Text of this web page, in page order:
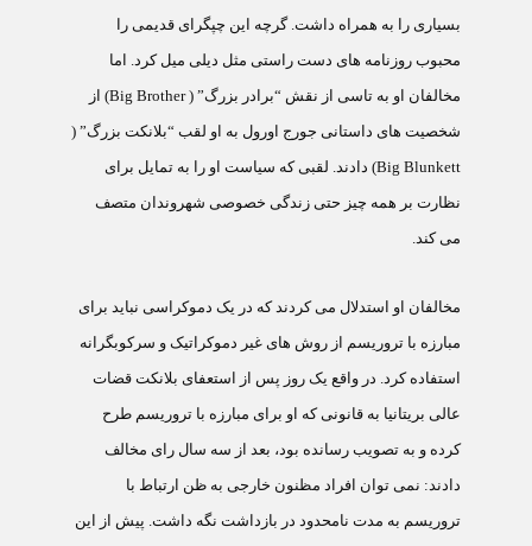
بسياری را به همراه داشت. گرچه اين چپگرای قديمی را
محبوب روزنامه های دست راستی مثل ديلی ميل کرد. اما
مخالفان او به تاسی از نقش “برادر بزرگ” (Big Brother) از
شخصيت های داستانی جورج اورول به او لقب “بلانکت بزرگ” (
Big Blunkett) دادند. لقبی که سياست او را به تمايل برای
نظارت بر همه چيز حتی زندگی خصوصی شهروندان متصف
می کند.
مخالفان او استدلال می کردند که در يک دموکراسی نبايد برای
مبارزه با تروريسم از روش های غير دموکراتيک و سرکوبگرانه
استفاده کرد. در واقع يک روز پس از استعفای بلانکت قضات
عالی بريتانيا به قانونی که او برای مبارزه با تروريسم طرح
کرده و به تصويب رسانده بود، بعد از سه سال رای مخالف
دادند: نمی توان افراد مظنون خارجی به ظن ارتباط با
تروريسم به مدت نامحدود در بازداشت نگه داشت. پيش از اين